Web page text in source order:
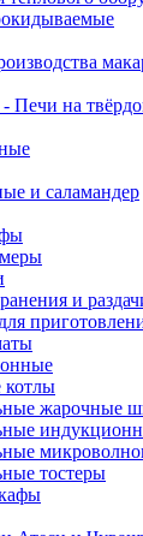
Печи на
и саламандер
и
жарочные
тостеры